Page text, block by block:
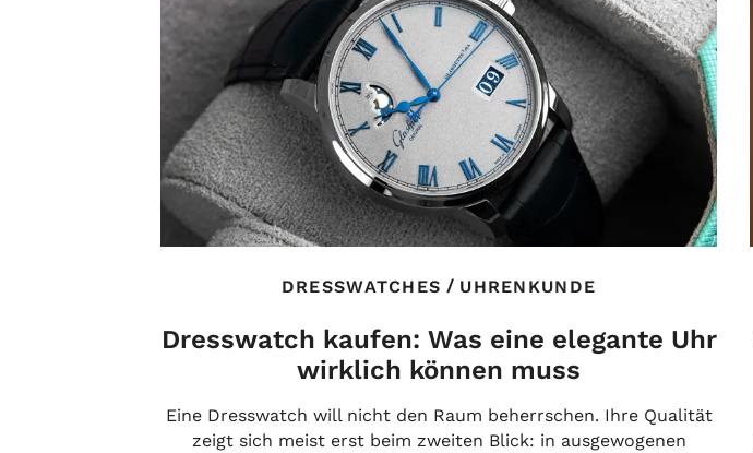
DRESSWATCHES / UHRENKUNDE
Dresswatch kaufen: Was eine elegante Uhr
wirklich können muss
Eine Dresswatch will nicht den Raum beherrschen. Ihre Qualität
zeigt sich meist erst beim zweiten Blick: in ausgewogenen